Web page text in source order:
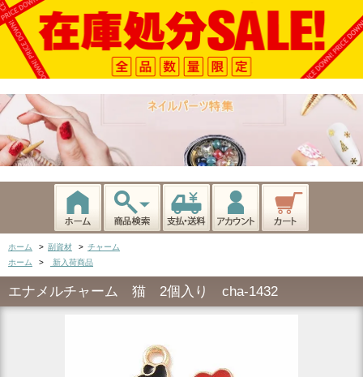
ホーム > 副資材 > チャーム
ホーム
> 新入荷商品
エナメルチャーム 猫 2個入り cha-1432